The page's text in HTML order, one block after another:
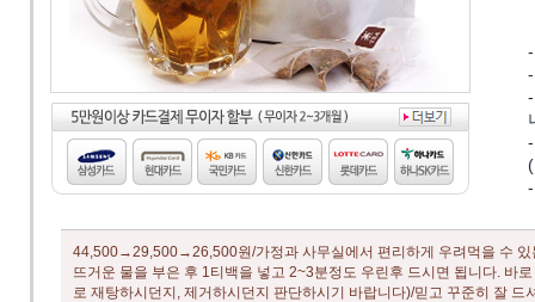
44,500→29,500→26,500원/가정과 사무실에서 편리하게 우려먹을 수 있
뜨거운 물을 부은 후 1티백을 넣고 2~3분정도 우린후 드시면 됩니다. 바
로 재탕하시던지, 제거하시던지 판단하시기 바랍니다)/믿고 꾸준히 잘 드